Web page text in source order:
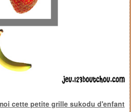
cette petite grille sukodu d'enfant